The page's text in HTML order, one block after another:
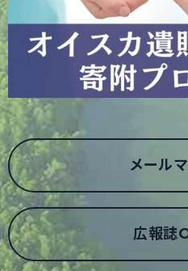
メール
広報誌